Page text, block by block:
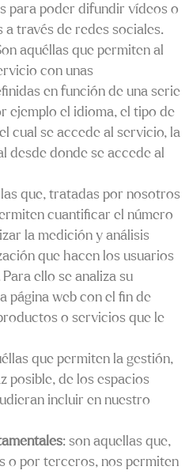
para poder difundir vídeos o
través de redes sociales.
aquéllas que permiten al
con unas
en función de una serie
ejemplo el idioma, el tipo de
cual se accede al servicio, la
desde donde se accede al
que, tratadas por nosotros
cuantificar el número
la medición y análisis
que hacen los usuarios
ello se analiza su
página web con el fin de
o servicios que le
que permiten la gestión,
posible, de los espacios
incluir en nuestro
: son aquellas que,
o por terceros, nos permiten